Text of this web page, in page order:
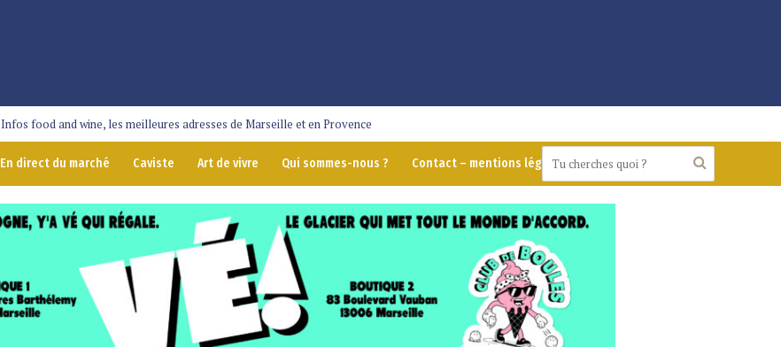
Infos food and wine, les meilleures adresses de Marseille et en Provence
En direct du marché Caviste Art de vivre Qui sommes-nous ? Contact – mentions légales